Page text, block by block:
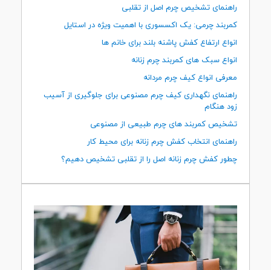
راهنمای تشخیص چرم اصل از تقلبی
کمربند چرمی: یک اکسسوری با اهمیت ویژه در استایل
انواع ارتفاع کفش پاشنه بلند برای خانم ها
انواع سبک های کمربند چرم زنانه
معرفی انواع کیف چرم مردانه
راهنمای نگهداری کیف چرم مصنوعی برای جلوگیری از آسیب
زود هنگام
تشخیص کمربند های چرم طبیعی از مصنوعی
راهنمای انتخاب کفش چرم زنانه برای محیط کار
چطور کفش چرم زنانه اصل را از تقلبی تشخیص دهیم؟